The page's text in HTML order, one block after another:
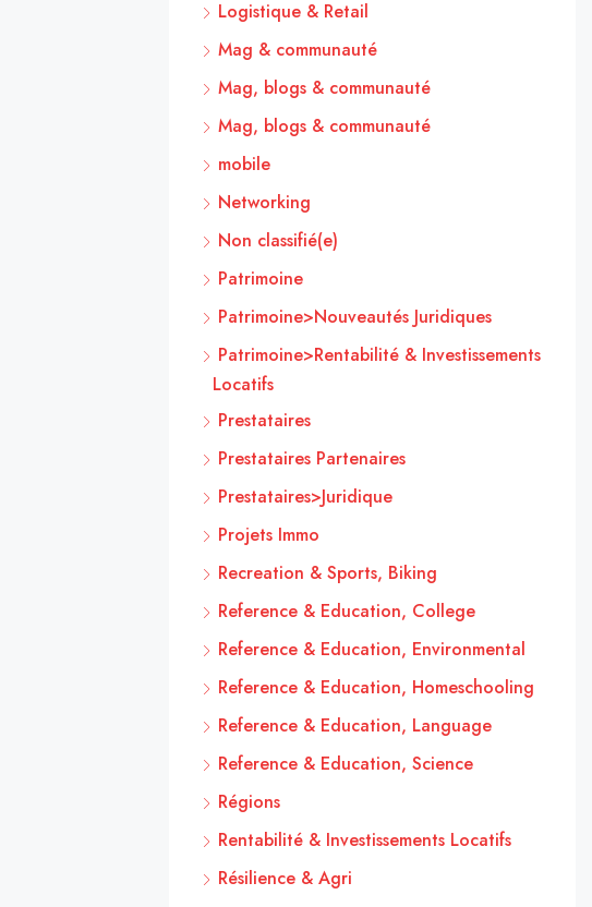
Logistique & Retail
Mag & communauté
Mag, blogs & communauté
Mag, blogs & communauté
mobile
Networking
Non classifié(e)
Patrimoine
Patrimoine>Nouveautés Juridiques
Patrimoine>Rentabilité & Investissements
Locatifs
Prestataires
Prestataires Partenaires
Prestataires>Juridique
Projets Immo
Recreation & Sports, Biking
Reference & Education, College
Reference & Education, Environmental
Reference & Education, Homeschooling
Reference & Education, Language
Reference & Education, Science
Régions
Rentabilité & Investissements Locatifs
Résilience & Agri